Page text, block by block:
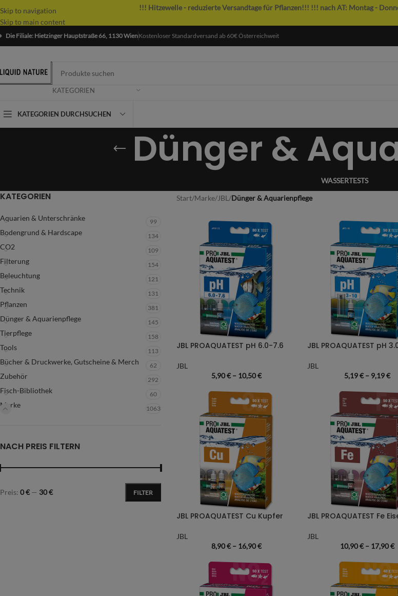
Skip to navigation
Skip to main content
!!! Hitzewelle - reduzierte Versandtage für Pflanzen!!! !!! nach AT: Montag -
Die Filiale: Hietzinger Hauptstraße 66, 1130 WienKostenloser Standardversand ab 60€ Österreichweit
KATEGORIEN
KATEGORIEN DURCHSUCHEN
Dünger &
WASSERTESTS
KATEGORIEN
Aquarien & Unterschränke 99
Bodengrund & Hardscape 134
CO2 109
Filterung 154
Beleuchtung 121
Technik 131
Pflanzen 381
Dünger & Aquarienpflege 145
Tierpflege 158
Tools 113
Bücher & Druckwerke, Gutscheine & Merch 62
Zubehör 292
Fisch-Bibliothek 60
Marke 1063
NACH PREIS FILTERN
FILTER
Preis: 0 €— 30 €
Start/Marke/JBL /Dünger & Aquarienpflege
JBL PROAQUATEST pH 6.0-7.6
JBL
5,90€– 10,50€
JBL PROAQUATEST pH
JBL
5,19€– 9,19€
JBL PROAQUATEST Cu Kupfer
JBL
8,90€– 16,90€
JBL PROAQUATEST Fe
JBL
10,90€– 17,90€